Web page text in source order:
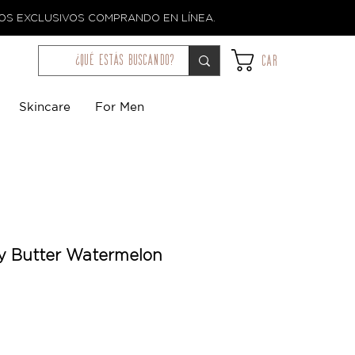
EXCLUSIVOS COMPRANDO EN LÍNEA.
¿qué estás buscando? Car
Skincare For Men
Butter Watermelon